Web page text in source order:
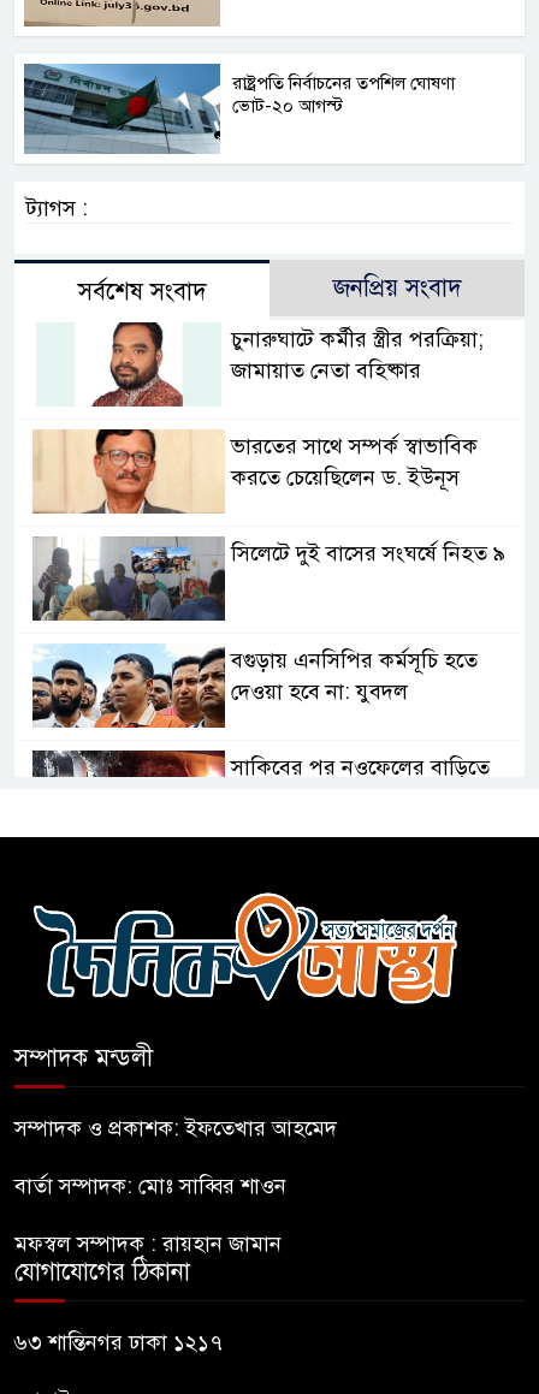
রাষ্ট্রপতি নির্বাচনের তপশিল ঘোষণা
ভোট-২০ আগস্ট
ট্যাগস :
সর্বশেষ সংবাদ জনপ্রিয় সংবাদ
চুনারুঘাটে কর্মীর স্ত্রীর পরক্রিয়া;
জামায়াত নেতা বহিষ্কার
ভারতের সাথে সম্পর্ক স্বাভাবিক
করতে চেয়েছিলেন ড. ইউনূস
সিলেটে দুই বাসের সংঘর্ষে নিহত ৯
বগুড়ায় এনসিপির কর্মসূচি হতে
দেওয়া হবে না: যুবদল
সাকিবের পর নওফেলের বাড়িতে
আহত-১০
বন্যায় পাটগ্রামে সড়ক ভেঙে
চালাচ্ছেন তারেক: কাদের সিদ্দিকী
জুলাই জাদুঘরে টিকিট জালিয়াতি!
সম্পাদক মন্ডলী
সম্পাদক ও প্রকাশক: ইফতেখার আহমেদ
বার্তা সম্পাদক: মোঃ সাব্বির শাওন
মফস্বল সম্পাদক : রায়হান জামান
যোগাযোগের ঠিকানা
৬৩ শান্তিনগর ঢাকা ১২১৭